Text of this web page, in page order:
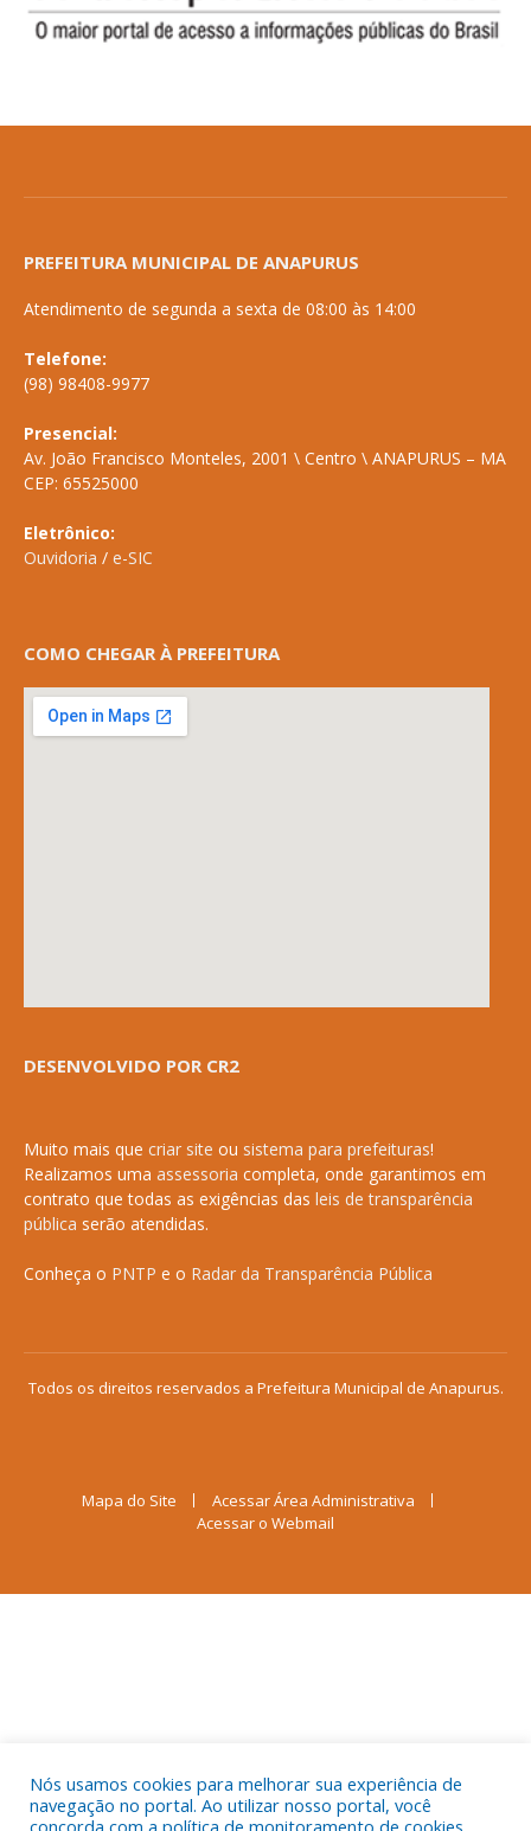
PREFEITURA MUNICIPAL DE ANAPURUS
Atendimento de segunda a sexta de 08:00 às 14:00
Telefone:
(98) 98408-9977
Presencial:
Av. João Francisco Monteles, 2001 \ Centro \ ANAPURUS – MA
CEP: 65525000
Eletrônico:
Ouvidoria / e-SIC
COMO CHEGAR À PREFEITURA
DESENVOLVIDO POR CR2
Muito mais que criar site ou sistema para prefeituras!
Realizamos uma assessoria completa, onde garantimos em
contrato que todas as exigências das leis de transparência
pública serão atendidas.
Conheça o PNTP e o Radar da Transparência Pública
Todos os direitos reservados a Prefeitura Municipal de Anapurus.
Mapa do Site
Acessar Área Administrativa
Acessar o Webmail
Nós usamos cookies para melhorar sua experiência de
navegação no portal. Ao utilizar nosso portal, você
concorda com a política de monitoramento de cookies.